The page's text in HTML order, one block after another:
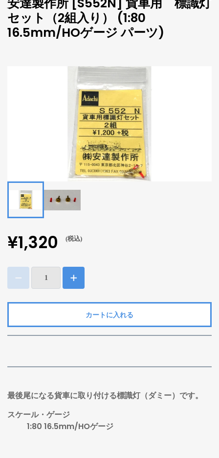
セット（2組入り） (1:80
16.5mm/HOゲージ パーツ)
¥1,320 (税込)
カートに入れる
最後尾になる貨車に取り付ける標識灯（ダミー）です。
スケール・ゲージ
1:80 16.5mm/HOゲージ